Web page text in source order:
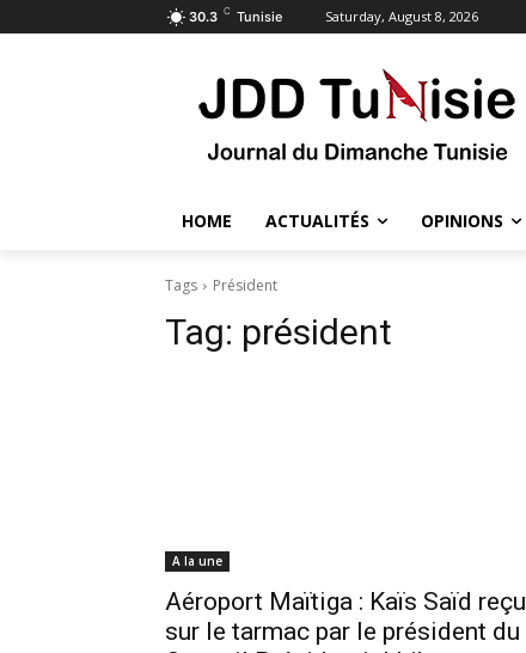
30.3 C Tunisie Saturday, August 8, 2026
HOME ACTUALITÉS OPINIONS
Tags Président
Tag: président
A la une
Aéroport Maïtiga : Kaïs Saïd reçu
sur le tarmac par le président du